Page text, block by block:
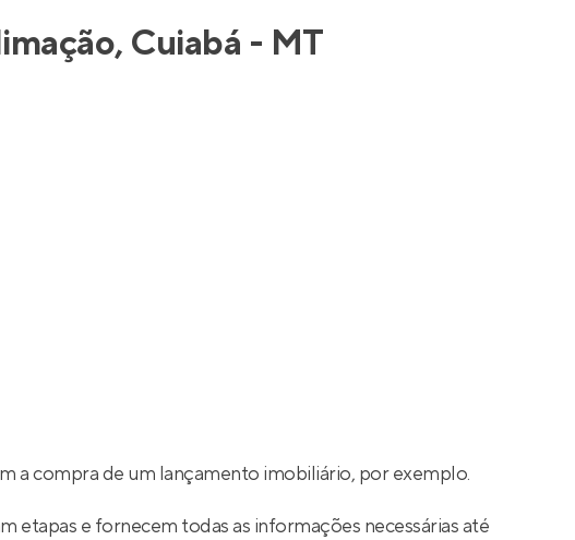
Cuiabá - MT
a compra de um lançamento imobiliário, por exemplo.
etapas e fornecem todas as informações necessárias até